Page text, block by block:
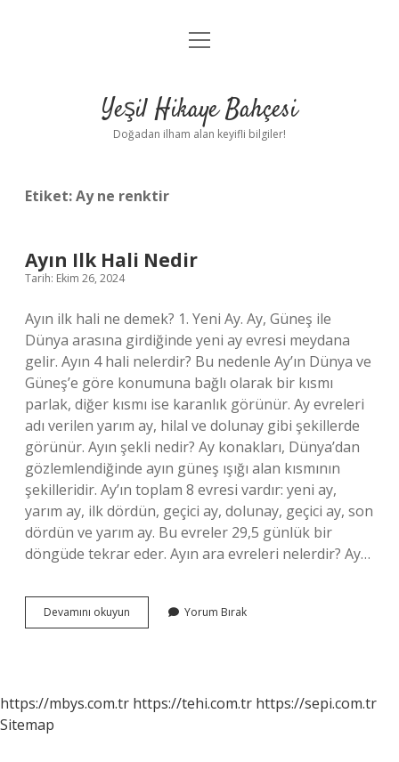
Anasayfa
Yasal Uyarı
menüyü
Yeşil Hikaye Bahçesi
Doğadan ilham alan keyifli bilgiler!
Etiket:Ay ne renktir
Ayın Ilk Hali Nedir
Tarih: Ekim 26, 2024
Ayın ilk hali ne demek? 1. Yeni Ay. Ay, Güneş ile
Dünya arasına girdiğinde yeni ay evresi meydana
gelir. Ayın 4 hali nelerdir? Bu nedenle Ay’ın Dünya ve
Güneş’e göre konumuna bağlı olarak bir kısmı
parlak, diğer kısmı ise karanlık görünür. Ay evreleri
adı verilen yarım ay, hilal ve dolunay gibi şekillerde
görünür. Ayın şekli nedir? Ay konakları, Dünya’dan
gözlemlendiğinde ayın güneş ışığı alan kısmının
şekilleridir. Ay’ın toplam 8 evresi vardır: yeni ay,
yarım ay, ilk dördün, geçici ay, dolunay, geçici ay, son
dördün ve yarım ay. Bu evreler 29,5 günlük bir
döngüde tekrar eder. Ayın ara evreleri nelerdir? Ay…
Devamını okuyun
Ilk
Yorum Bırak
https://mbys.com.tr https://tehi.com.tr https://sepi.com.tr
Sitemap